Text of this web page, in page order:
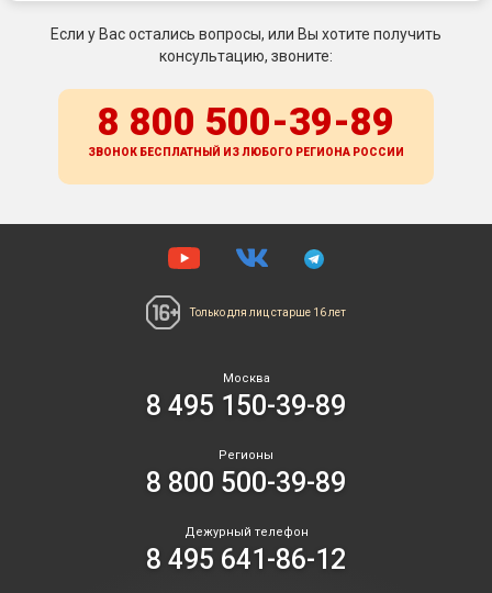
Если у Вас остались вопросы, или Вы хотите получить
консультацию, звоните:
8 800 500-39-89
ЗВОНОК БЕСПЛАТНЫЙ ИЗ ЛЮБОГО РЕГИОНА РОССИИ
Только для лицстарше 16 лет
Москва
8 495 150-39-89
Регионы
8 800 500-39-89
Дежурный телефон
8 495 641-86-12